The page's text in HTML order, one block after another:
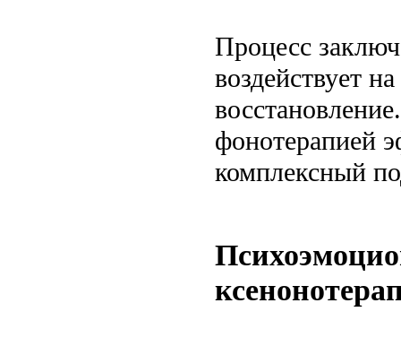
Процесс
воздействует
фонотерапией
комплексный